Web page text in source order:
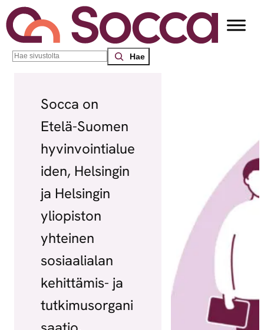
Search
Socca on
Etelä-Suomen
hyvinvointialue
iden, Helsingin
ja Helsingin
yliopiston
yhteinen
sosiaalialan
kehittämis- ja
tutkimusorgani